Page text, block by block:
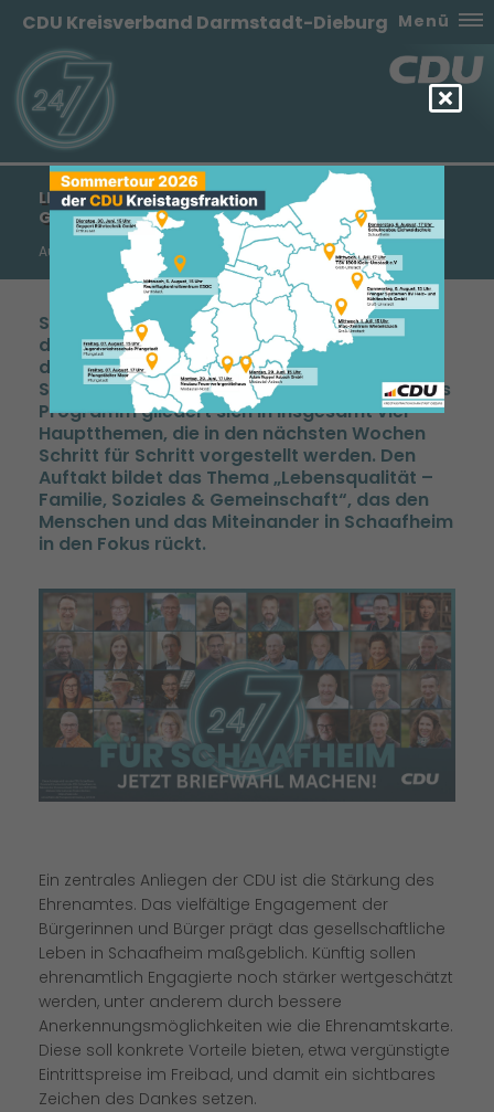
CDU Kreisverband Darmstadt-Dieburg Menü
LEBENSQUALITÄT - FAMILIE, SOZIALES &
GEMEINSCHAFT - „24/7 FÜR SCHAAFHEIM“
Aus dem Wahlprogramm für Schaafheim
Schaafheim. Mit dem Wahlprogramm unter
dem Leitmotiv „24/7 für Schaafheim“ setzt
die CDU Schaafheim klare inhaltliche
Schwerpunkte für die kommenden Jahre. Das
Programm gliedert sich in insgesamt vier
Hauptthemen, die in den nächsten Wochen
Schritt für Schritt vorgestellt werden. Den
Auftakt bildet das Thema „Lebensqualität –
Familie, Soziales & Gemeinschaft“, das den
Menschen und das Miteinander in Schaafheim
in den Fokus rückt.
Ein zentrales Anliegen der CDU ist die Stärkung des
Ehrenamtes. Das vielfältige Engagement der
Bürgerinnen und Bürger prägt das gesellschaftliche
Leben in Schaafheim maßgeblich. Künftig sollen
ehrenamtlich Engagierte noch stärker wertgeschätzt
werden, unter anderem durch bessere
Anerkennungsmöglichkeiten wie die Ehrenamtskarte.
Diese soll konkrete Vorteile bieten, etwa vergünstigte
Eintrittspreise im Freibad, und damit ein sichtbares
Zeichen des Dankes setzen.